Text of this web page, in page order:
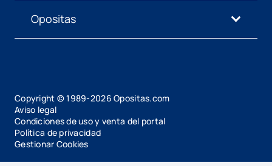
Opositas
Copyright © 1989-2026 Opositas.com
Aviso legal
Condiciones de uso y venta del portal
Política de privacidad
Gestionar Cookies